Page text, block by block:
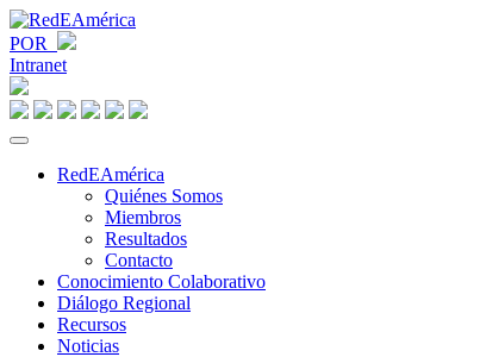
POR
Intranet
RedEAmérica
Quiénes Somos
Miembros
Resultados
Contacto
Conocimiento Colaborativo
Diálogo Regional
Recursos
Noticias